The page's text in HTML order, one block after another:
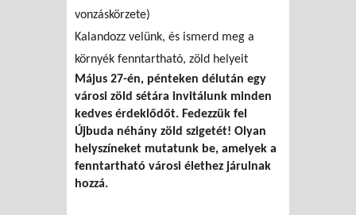
vonzáskörzete)
Kalandozz velünk, és ismerd meg a
környék fenntartható, zöld helyeit
Május 27-én, pénteken délután egy
városi zöld sétára invitálunk minden
kedves érdeklődőt. Fedezzük fel
Újbuda néhány zöld szigetét! Olyan
helyszíneket mutatunk be, amelyek a
fenntartható városi élethez járulnak
hozzá.